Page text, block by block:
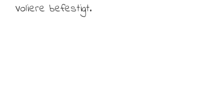
Voliere befestigt.